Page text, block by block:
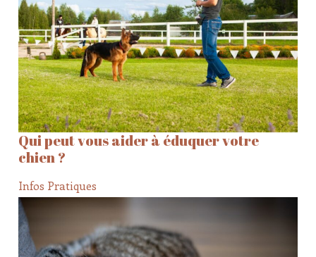
Qui peut vous aider à éduquer votre
chien ?
Infos Pratiques